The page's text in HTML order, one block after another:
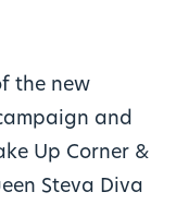
the new
and
Up Corner &
Steva Diva